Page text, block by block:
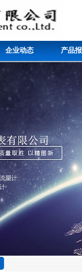
企业动态 产品